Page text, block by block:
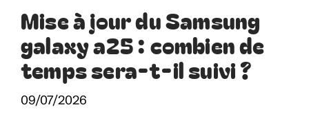
Mise à jour du Samsung
galaxy a25 : combien de
temps sera-t-il suivi ?
09/07/2026